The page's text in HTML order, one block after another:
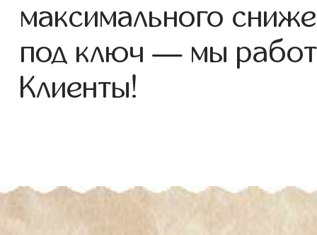
максимального
под ключ — мы
Клиенты!